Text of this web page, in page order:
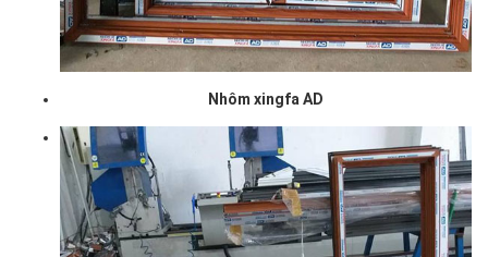
Nhôm xingfa AD